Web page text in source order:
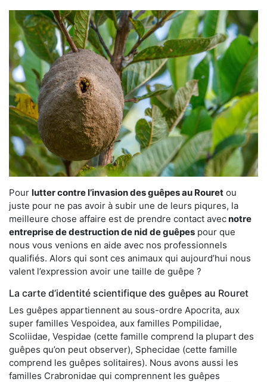
Pour lutter contre l’invasion des guêpes au Rouret ou
juste pour ne pas avoir à subir une de leurs piqures, la
meilleure chose affaire est de prendre contact avecnotre
entreprise de destruction de nid de guêpes pour que
nous vous venions en aide avec nos professionnels
qualifiés. Alors qui sont ces animaux qui aujourd’hui nous
valent l’expression avoir une taille de guêpe ?
La carte d’identité scientifique des guêpes au Rouret
Les guêpes appartiennent au sous-ordre Apocrita, aux
super familles Vespoidea, aux familles Pompilidae,
Scoliidae, Vespidae (cette famille comprend la plupart des
guêpes qu’on peut observer), Sphecidae (cette famille
comprend les guêpes solitaires). Nous avons aussi les
familles Crabronidae qui comprennent les guêpes